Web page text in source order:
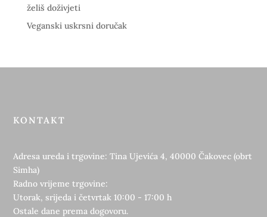
želiš doživjeti
Veganski uskrsni doručak
KONTAKT
Adresa ureda i trgovine: Tina Ujevića 4, 40000 Čakovec (obrt
Simha)
Radno vrijeme trgovine:
Utorak, srijeda i četvrtak 10:00 - 17:00 h
Ostale dane prema dogovoru.